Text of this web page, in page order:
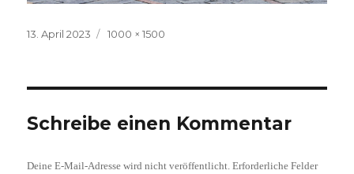
Veröffentlicht
13. April 2023
Volle
1000 × 1500
Schreibe einen Kommentar
Deine E-Mail-Adresse wird nicht veröffentlicht. Erforderliche Felder